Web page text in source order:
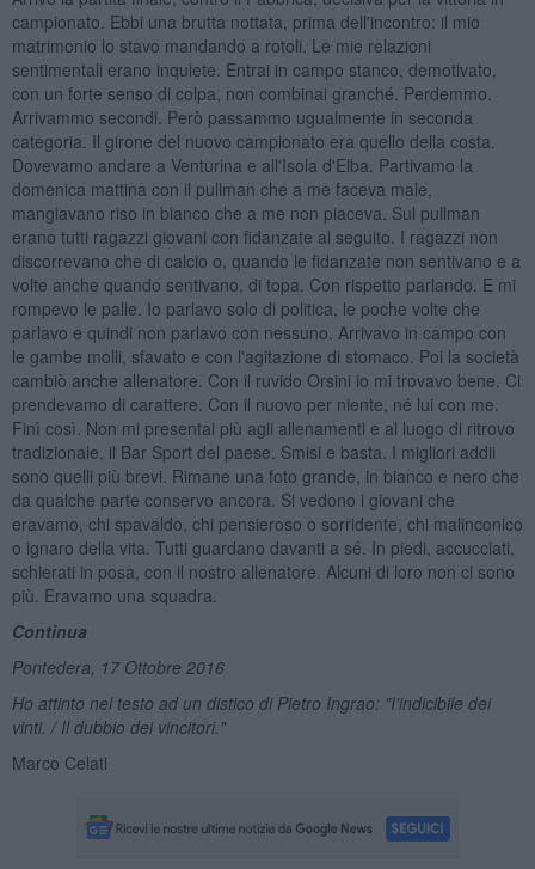
campionato. Ebbi una brutta nottata, prima dell'incontro: il mio
matrimonio lo stavo mandando a rotoli. Le mie relazioni
sentimentali erano inquiete. Entrai in campo stanco, demotivato,
con un forte senso di colpa, non combinai granché. Perdemmo.
Arrivammo secondi. Però passammo ugualmente in seconda
categoria. Il girone del nuovo campionato era quello della costa.
Dovevamo andare a Venturina e all'Isola d'Elba. Partivamo la
domenica mattina con il pullman che a me faceva male,
mangiavano riso in bianco che a me non piaceva. Sul pullman
erano tutti ragazzi giovani con fidanzate al seguito. I ragazzi non
discorrevano che di calcio o, quando le fidanzate non sentivano e a
volte anche quando sentivano, di topa. Con rispetto parlando. E mi
rompevo le palle. Io parlavo solo di politica, le poche volte che
parlavo e quindi non parlavo con nessuno. Arrivavo in campo con
le gambe molli, sfavato e con l'agitazione di stomaco. Poi la società
cambiò anche allenatore. Con il ruvido Orsini io mi trovavo bene. Ci
prendevamo di carattere. Con il nuovo per niente, né lui con me.
Finì così. Non mi presentai più agli allenamenti e al luogo di ritrovo
tradizionale, il Bar Sport del paese. Smisi e basta. I migliori addii
sono quelli più brevi. Rimane una foto grande, in bianco e nero che
da qualche parte conservo ancora. Si vedono i giovani che
eravamo, chi spavaldo, chi pensieroso o sorridente, chi malinconico
o ignaro della vita. Tutti guardano davanti a sé. In piedi, accucciati,
schierati in posa, con il nostro allenatore. Alcuni di loro non ci sono
più. Eravamo una squadra.
Continua
Pontedera, 17 Ottobre 2016
Ho attinto nel testo ad un distico di Pietro Ingrao: "I'indicibile dei
vinti. / Il dubbio dei vincitori."
Marco Celati